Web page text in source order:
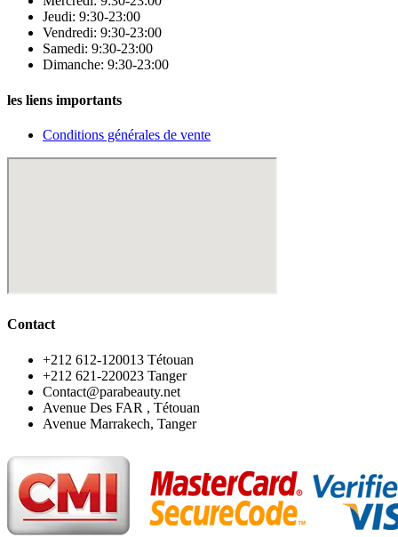
Jeudi: 9:30-23:00
Vendredi: 9:30-23:00
Samedi: 9:30-23:00
Dimanche: 9:30-23:00
les liens importants
Conditions générales de vente
Contact
‪+212 612-120013 Tétouan
‪+212 621-220023 Tanger
Contact@parabeauty.net
Avenue Des FAR , Tétouan
Avenue Marrakech, Tanger